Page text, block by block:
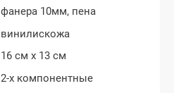
фанера 10мм, пена
винилискожа
16 см x 13 см
2-х компонентные